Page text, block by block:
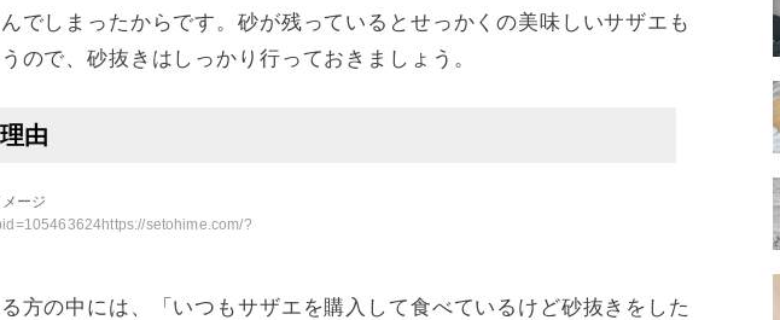
でしまったからです。砂が残っているとせっかくの美味しいサザエも
ので、砂抜きはしっかり行っておきましょう。
由
setohime.com/?
方の中には、「いつもサザエを購入して食べているけど砂抜きをした